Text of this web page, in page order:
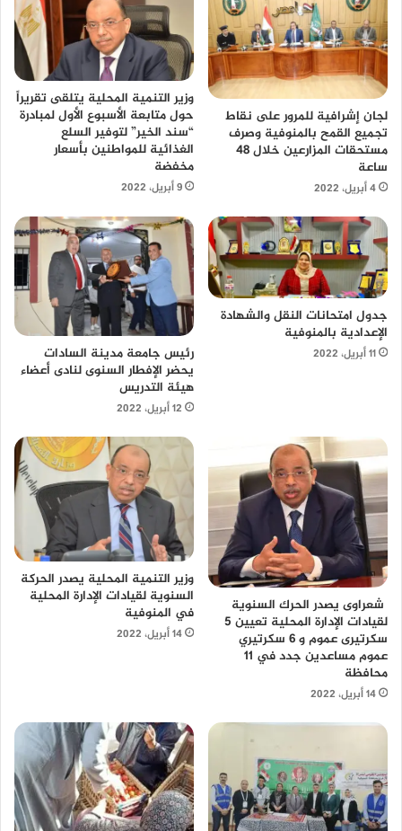
لجان إشرافية للمرور على نقاط
تجميع القمح بالمنوفية وصرف
مستحقات المزارعين خلال 48
ساعة
4 أبريل، 2022
وزير التنمية المحلية يتلقى تقريراً
حول متابعة الأسبوع الأول لمبادرة
“سند الخير” لتوفير السلع
الغذائية للمواطنين بأسعار
مخفضة
9 أبريل، 2022
جدول امتحانات النقل والشهادة
الإعدادية بالمنوفية
11 أبريل، 2022
رئيس جامعة مدينة السادات
يحضر الإفطار السنوى لنادى أعضاء
هيئة التدريس
12 أبريل، 2022
شعراوى يصدر الحرك السنوية
لقيادات الإدارة المحلية تعيين 5
سكرتيرى عموم و 6 سكرتيري
عموم مساعدين جدد في 11
محافظة
14 أبريل، 2022
وزير التنمية المحلية يصدر الحركة
السنوية لقيادات الإدارة المحلية
في المنوفية
14 أبريل، 2022